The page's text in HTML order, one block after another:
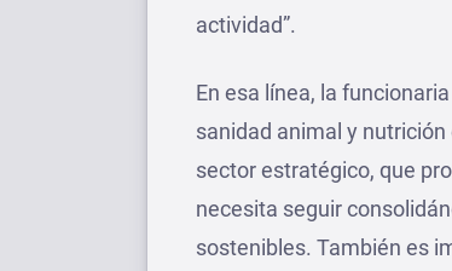
actividad”.
En esa línea, la
sanidad animal y
sector estratégico, que
necesita seguir
sostenibles. También es